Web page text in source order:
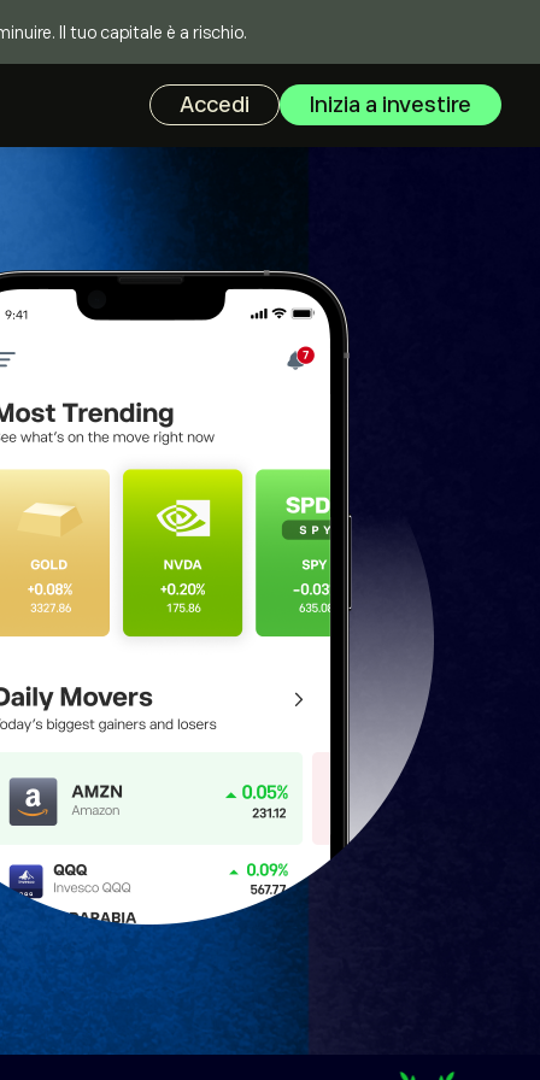
Accedi Inizia a investire
Il tuo capitale è a rischio.